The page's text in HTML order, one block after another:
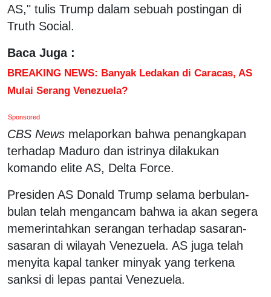
AS," tulis Trump dalam sebuah postingan di
Truth Social.
Baca Juga :
BREAKING NEWS: Banyak Ledakan di Caracas, AS
Mulai Serang Venezuela?
Sponsored
CBS News melaporkan bahwa penangkapan
terhadap Maduro dan istrinya dilakukan
komando elite AS, Delta Force.
Presiden AS Donald Trump selama berbulan-
bulan telah mengancam bahwa ia akan segera
memerintahkan serangan terhadap sasaran-
sasaran di wilayah Venezuela. AS juga telah
menyita kapal tanker minyak yang terkena
sanksi di lepas pantai Venezuela.